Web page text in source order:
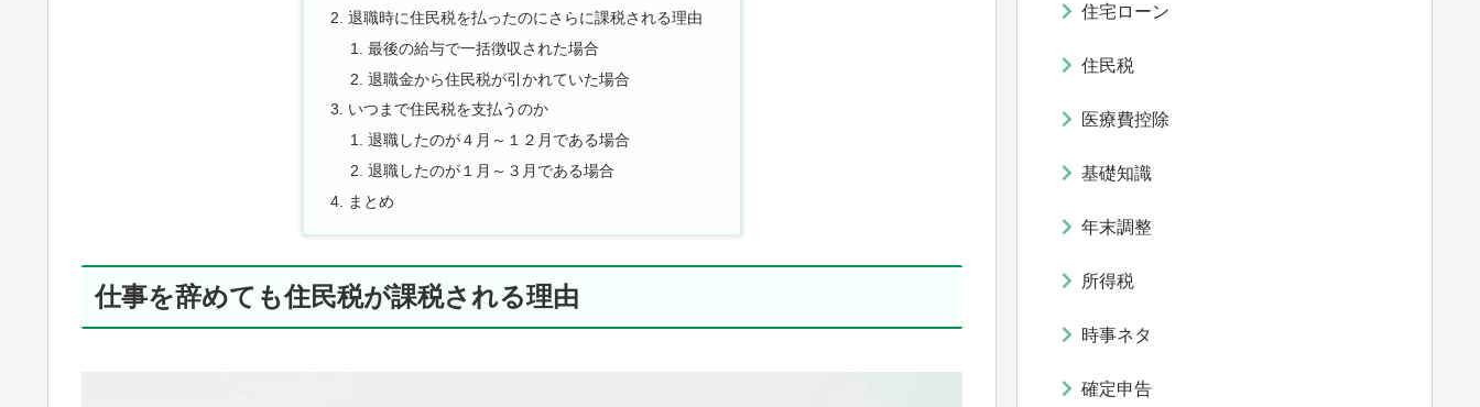
退職時に住民税を払ったのにさらに課税される理由
最後の給与で一括徴収された場合
退職金から住民税が引かれていた場合
いつまで住民税を支払うのか
退職したのが４月～１２月である場合
退職したのが１月～３月である場合
まとめ
仕事を辞めても住民税が課税される理由
住宅ローン
住民税
医療費控除
基礎知識
年末調整
所得税
時事ネタ
確定申告